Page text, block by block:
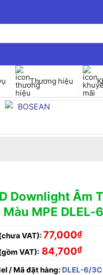
Thương hiệu
Downlight Âm
MPE DLEL-
VAT):77,000₫
VAT): 84,700₫
/ Mã đặt hàng: DLEL-6/3C